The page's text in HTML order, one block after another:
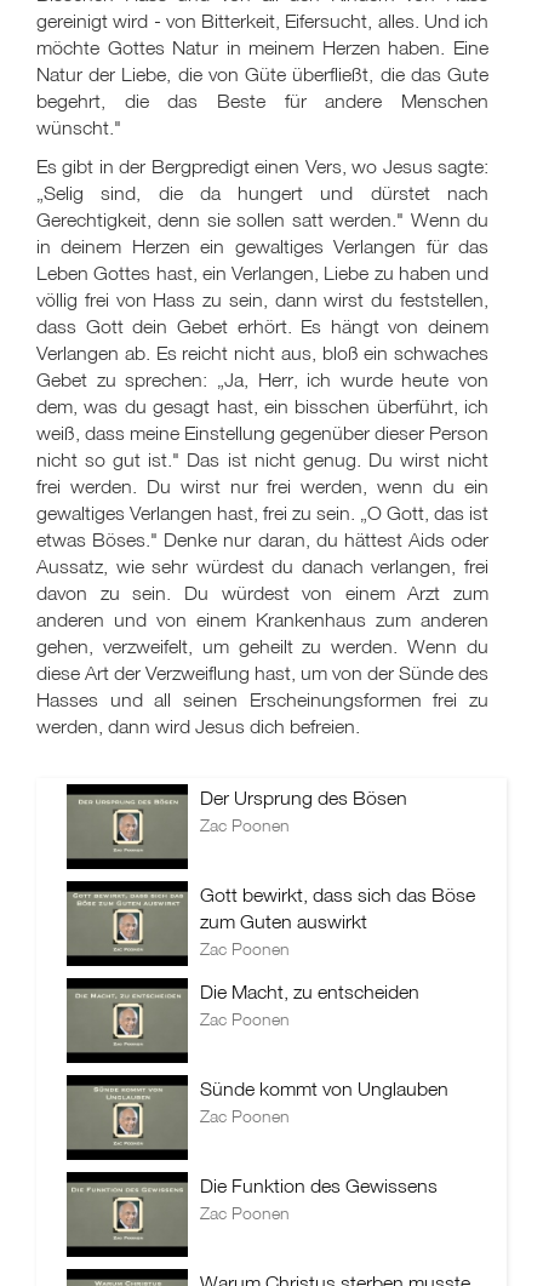
gereinigt wird - von Bitterkeit, Eifersucht, alles. Und ich
möchte Gottes Natur in meinem Herzen haben. Eine
Natur der Liebe, die von Güte überfließt, die das Gute
begehrt, die das Beste für andere Menschen
wünscht."
Es gibt in der Bergpredigt einen Vers, wo Jesus sagte:
„Selig sind, die da hungert und dürstet nach
Gerechtigkeit, denn sie sollen satt werden." Wenn du
in deinem Herzen ein gewaltiges Verlangen für das
Leben Gottes hast, ein Verlangen, Liebe zu haben und
völlig frei von Hass zu sein, dann wirst du feststellen,
dass Gott dein Gebet erhört. Es hängt von deinem
Verlangen ab. Es reicht nicht aus, bloß ein schwaches
Gebet zu sprechen: „Ja, Herr, ich wurde heute von
dem, was du gesagt hast, ein bisschen überführt, ich
weiß, dass meine Einstellung gegenüber dieser Person
nicht so gut ist." Das ist nicht genug. Du wirst nicht
frei werden. Du wirst nur frei werden, wenn du ein
gewaltiges Verlangen hast, frei zu sein. „O Gott, das ist
etwas Böses." Denke nur daran, du hättest Aids oder
Aussatz, wie sehr würdest du danach verlangen, frei
davon zu sein. Du würdest von einem Arzt zum
anderen und von einem Krankenhaus zum anderen
gehen, verzweifelt, um geheilt zu werden. Wenn du
diese Art der Verzweiflung hast, um von der Sünde des
Hasses und all seinen Erscheinungsformen frei zu
werden, dann wird Jesus dich befreien.
Der Ursprung des Bösen
Zac Poonen
Gott bewirkt, dass sich das Böse
zum Guten auswirkt
Zac Poonen
Die Macht, zu entscheiden
Zac Poonen
Sünde kommt von Unglauben
Zac Poonen
Die Funktion des Gewissens
Zac Poonen